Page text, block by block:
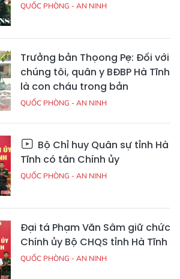
QUỐC PHÒNG - AN NINH
Trưởng bản Thọong Pẹ: Đối với
chúng tôi, quân y BĐBP Hà Tĩnh
là con cháu trong bản
QUỐC PHÒNG - AN NINH
Bộ Chỉ huy Quân sự tỉnh Hà
Tĩnh có tân Chính ủy
QUỐC PHÒNG - AN NINH
Đại tá Phạm Văn Sâm giữ chức
Chính ủy Bộ CHQS tỉnh Hà Tĩnh
QUỐC PHÒNG - AN NINH